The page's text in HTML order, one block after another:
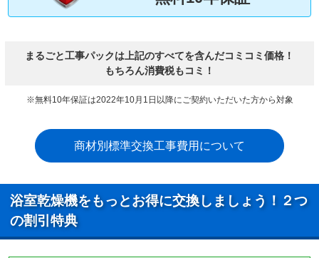
まるごと工事パックは上記のすべてを含んだコミコミ価格！
もちろん消費税もコミ！
※無料10年保証は2022年10月1日以降にご契約いただいた方から対象
商材別標準交換工事費用について
浴室乾燥機をもっとお得に交換しましょう！２つ
の割引特典